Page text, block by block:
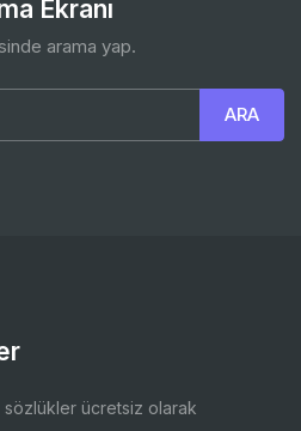
Ekranı
arama yap.
sözlükler ücretsiz olarak